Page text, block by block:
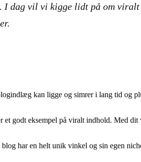
vil vi kigge lidt på om viralt
kan ligge og simrer i lang tid og
godt eksempel på viralt indhold. Med
har en helt unik vinkel og sin egen